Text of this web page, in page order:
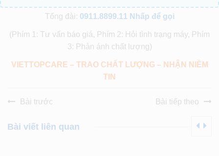
Tổng đài: 0911.8899.11 Nhấp để gọi
(Phím 1: Tư vấn báo giá, Phím 2: Hỏi tình trạng máy, Phím
3: Phản ánh chất lượng)
VIETTOPCARE – TRAO CHẤT LƯỢNG – NHẬN NIỀM
TIN
Bài trước Bài tiếp theo
Bài viết liên quan